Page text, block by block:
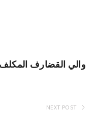
والي القضارف المكلف
NEXT POST